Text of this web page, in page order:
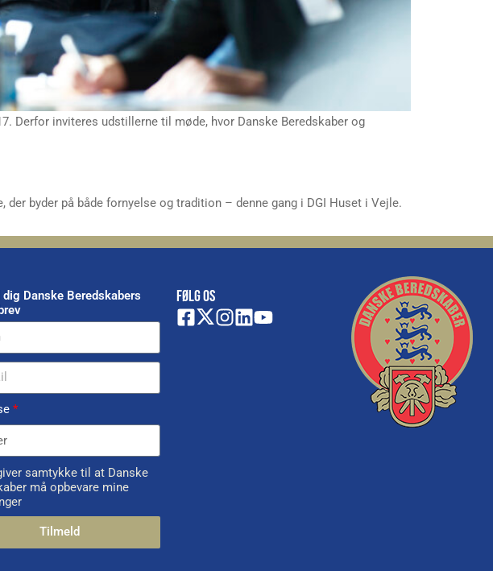
Derfor inviteres udstillerne til møde, hvor Danske Beredskaber og
byder på både fornyelse og tradition – denne gang i DGI Huset i Vejle.
Danske Beredskabers
*
samtykke til at Danske
må opbevare mine
Tilmeld
FØLG OS